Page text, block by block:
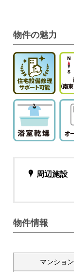
物件の魅力
周辺施設
物件情報
マンショ